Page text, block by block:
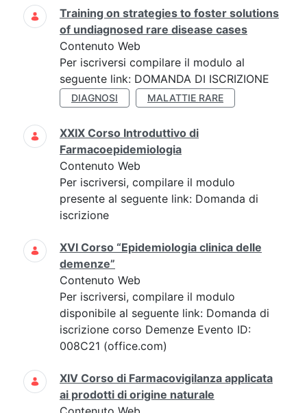
Training on strategies to foster solutions
of undiagnosed rare disease cases
Contenuto Web
Per iscriversi compilare il modulo al
seguente link: DOMANDA DI ISCRIZIONE
DIAGNOSI MALATTIE RARE
XXIX Corso Introduttivo di
Farmacoepidemiologia
Contenuto Web
Per iscriversi, compilare il modulo
presente al seguente link: Domanda di
iscrizione
XVI Corso “Epidemiologia clinica delle
demenze”
Contenuto Web
Per iscriversi, compilare il modulo
disponibile al seguente link: Domanda di
iscrizione corso Demenze Evento ID:
008C21 (office.com)
XIV Corso di Farmacovigilanza applicata
ai prodotti di origine naturale